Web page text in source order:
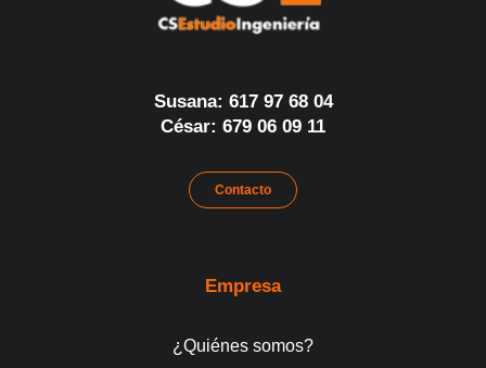
Susana: 617 97 68 04
César: 679 06 09 11
Contacto
Empresa
¿Quiénes somos?